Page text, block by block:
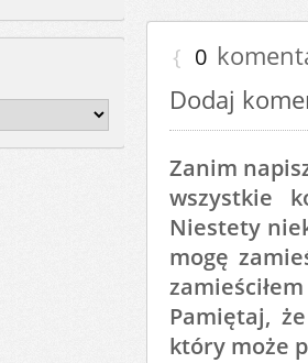
{ 0
Dodaj
Zanim
wszystkie
Niestety
mogę
Pamiętaj,
który może